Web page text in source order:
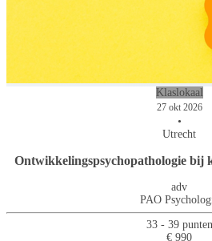
Klaslokaal
27 okt 2026
•
Utrecht
Ontwikkelingspsychopathologie bij
adv
PAO
33 - 39 punten
€ 990